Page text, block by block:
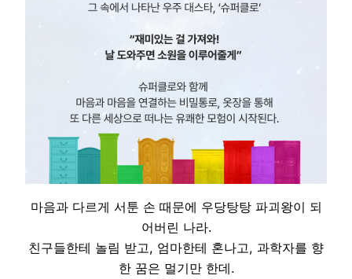
마음과 다르게 서툰 손 때문에 우당탕탕 파괴왕이 되
어버린 나라.
친구들한테 놀림 받고, 엄마한테 혼나고, 과학자를 향
한 꿈은 멀기만 한데.